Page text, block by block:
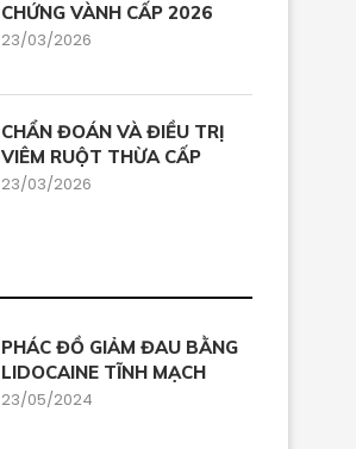
CHỨNG VÀNH CẤP 2026
23/03/2026
CHẨN ĐOÁN VÀ ĐIỀU TRỊ
VIÊM RUỘT THỪA CẤP
23/03/2026
PHÁC ĐỒ GIẢM ĐAU BẰNG
LIDOCAINE TĨNH MẠCH
23/05/2024